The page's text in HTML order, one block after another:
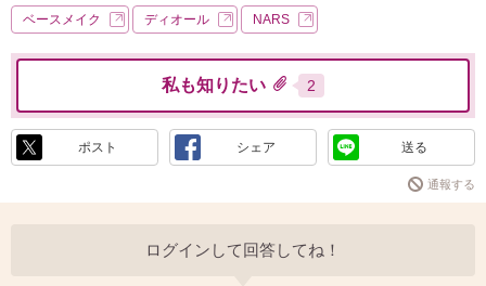
ベースメイク ディオール NARS
私も知りたい 2
ポスト シェア 送る
通報する
ログインして回答してね！